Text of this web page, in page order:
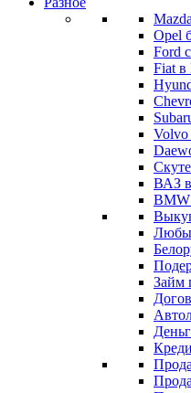
Opel
Ford
Fiat в
Volvo
ВАЗ
BMW
Займ